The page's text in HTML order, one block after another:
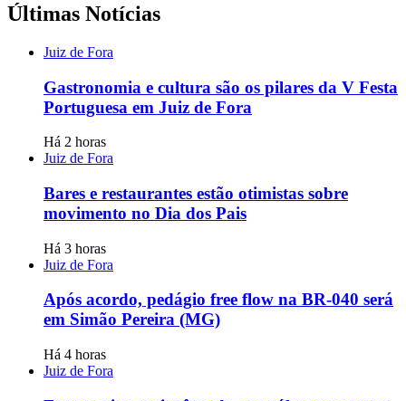
Últimas Notícias
Juiz de Fora
Gastronomia e cultura são os pilares da V Festa
Portuguesa em Juiz de Fora
Há 2 horas
Juiz de Fora
Bares e restaurantes estão otimistas sobre
movimento no Dia dos Pais
Há 3 horas
Juiz de Fora
Após acordo, pedágio free flow na BR-040 será
em Simão Pereira (MG)
Há 4 horas
Juiz de Fora